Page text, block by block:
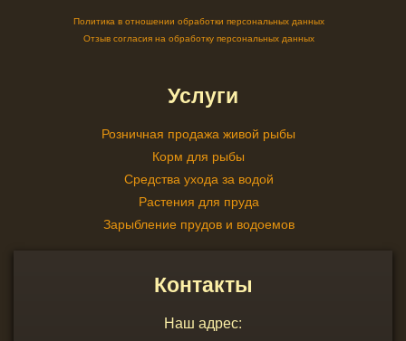
Политика в отношении обработки персональных данных
Отзыв согласия на обработку персональных данных
Услуги
Розничная продажа живой рыбы
Корм для рыбы
Средства ухода за водой
Растения для пруда
Зарыбление прудов и водоемов
Контакты
Наш адрес: